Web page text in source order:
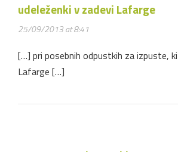
udeleženki v zadevi Lafarge
25/09/2013 at 8:41
[…] pri posebnih odpustkih za izpuste,
Lafarge […]